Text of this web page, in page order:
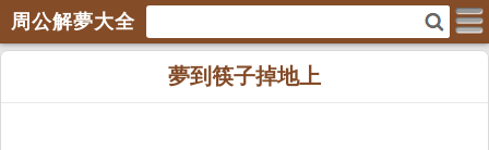
周公解夢大全
夢到筷子掉地上